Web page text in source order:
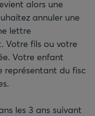
alors une
annuler une
lettre
Votre fils ou votre
Votre enfant
représentant du fisc
les 3 ans suivant